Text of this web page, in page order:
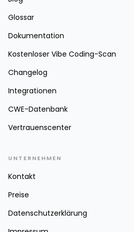
Glossar
Dokumentation
Kostenloser Vibe Coding-Scan
Changelog
Integrationen
CWE-Datenbank
Vertrauenscenter
UNTERNEHMEN
Kontakt
Preise
Datenschutzerklärung